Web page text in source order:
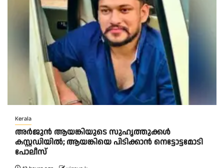
Kerala
അർജുൻ ആയങ്കിയുടെ സുഹൃത്തുക്കൾ
കസ്റ്റഡിയിൽ; ആയങ്കിയെ പിടിക്കാൻ നെട്ടോട്ടമോടി
പോലീസ്